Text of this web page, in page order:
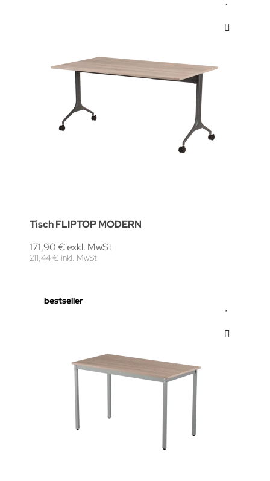
Tisch FLIPTOP MODERN
171,90 € exkl. MwSt
211,44 € inkl. MwSt
bestseller